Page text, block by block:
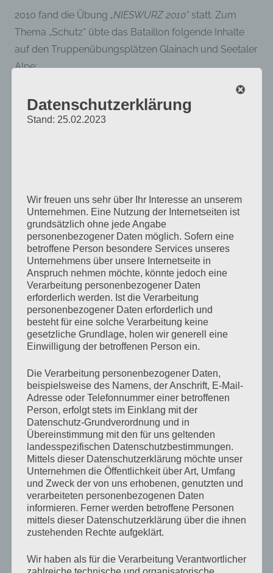
2010 fand die Übung „NIESWURZ 2010“ statt. Zum
Thema „Schutz“ übte das Bataillon folgende Inhalte
auf den Truppenübungsplätzen Glainach und Seetaler
Alpe:
Schutz von kritischer Infrastruktur;
Überwachung von wichtigen Straßenverbindungen
Lufttransport.
Mit der Übung„ANSER 2013″dokumentierte das JgB K
seine Einsatzfähigkeit für den Schutz kritischer
Infrastruktur. Die Übungsziele waren unter anderem
die Schulung der Führungsfähigkeit von
Stabsmitgliedern und Kommandanten aller Ebenen
zum Schutz der kritischen Infrastruktur,
die Verstärkung von Schutzobjekten in
Zusammenarbeit mit Pionierkräften und
die Anwendung des Personal- und Versorgungs-
Meldesystems „Einsatz“ des Bundesheeres.
Bei der Übung„NIESWURZ 2015“sollte die Ausbildung
des/der einzelne/n Soldat/in des JgB K im
Mittelpunkt stehen und eine interessante Übung mit
folgenden Themenschwerpunkten angeboten
werden:
• Selbst- und Kameradenhilfe: Ein Schwerpunkt der
Datenschutzerklärung
Stand: 25.02.2023
Wir freuen uns sehr über Ihr Interesse an unserem
Unternehmen. Eine Nutzung der Internetseiten ist
grundsätzlich ohne jede Angabe
personenbezogener Daten möglich. Sofern eine
betroffene Person besondere Services unseres
Unternehmens über unsere Internetseite in
Anspruch nehmen möchte, könnte jedoch eine
Verarbeitung personenbezogener Daten
erforderlich werden. Ist die Verarbeitung
personenbezogener Daten erforderlich und
besteht für eine solche Verarbeitung keine
gesetzliche Grundlage, holen wir generell eine
Einwilligung der betroffenen Person ein.
Die Verarbeitung personenbezogener Daten,
beispielsweise des Namens, der Anschrift, E-Mail-
Adresse oder Telefonnummer einer betroffenen
Person, erfolgt stets im Einklang mit der
Datenschutz-Grundverordnung und in
Übereinstimmung mit den für uns geltenden
landesspezifischen Datenschutzbestimmungen.
Mittels dieser Datenschutzerklärung möchte unser
Unternehmen die Öffentlichkeit über Art, Umfang
und Zweck der von uns erhobenen, genutzten und
verarbeiteten personenbezogenen Daten
informieren. Ferner werden betroffene Personen
mittels dieser Datenschutzerklärung über die ihnen
zustehenden Rechte aufgeklärt.
Wir haben als für die Verarbeitung Verantwortlicher